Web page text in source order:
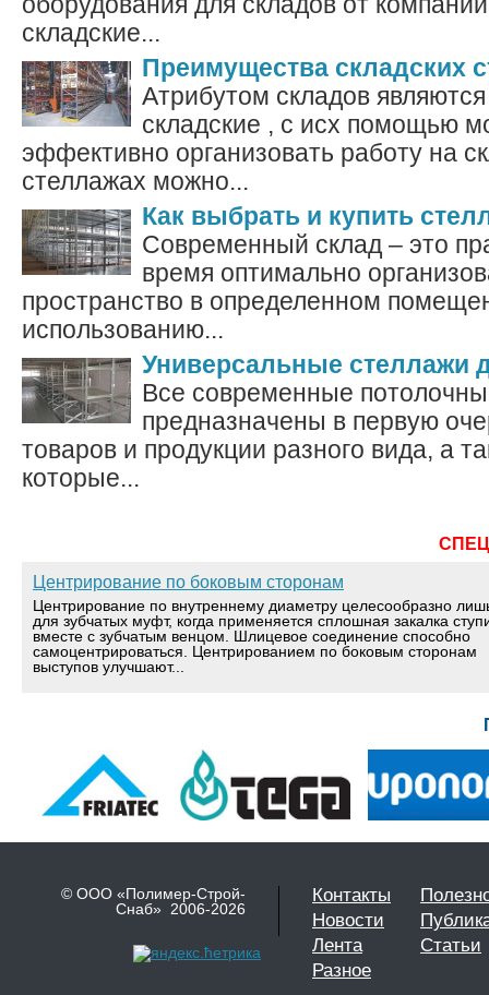
складские...
Преимущества складских
Атрибутом складов
складские , с исх помощью
эффективно организовать работу на
стеллажах можно...
Как выбрать и купить
Современный склад – это
время оптимально
пространство в определенном
использованию...
Универсальные стеллажи
Все современные
предназначены в первую
товаров и продукции разного вида, а
которые...
Центрирование по боковым сторонам
Центрирование по внутреннему диаметру целесообразно
для зубчатых муфт, когда применяется сплошная закалка
вместе с зубчатым венцом. Шлицевое соединение способно
самоцентрироваться. Центрированием по боковым сторонам
выступов улучшают...
© ООО «Полимер-Строй-
Снаб» 2006-2026
Контакты
Новости
Лента
Статьи
Разное